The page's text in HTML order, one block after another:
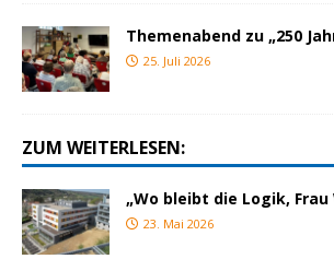
Themenabend zu „250
25. Juli 2026
ZUM WEITERLESEN:
„Wo bleibt die Logik, Frau
23. Mai 2026